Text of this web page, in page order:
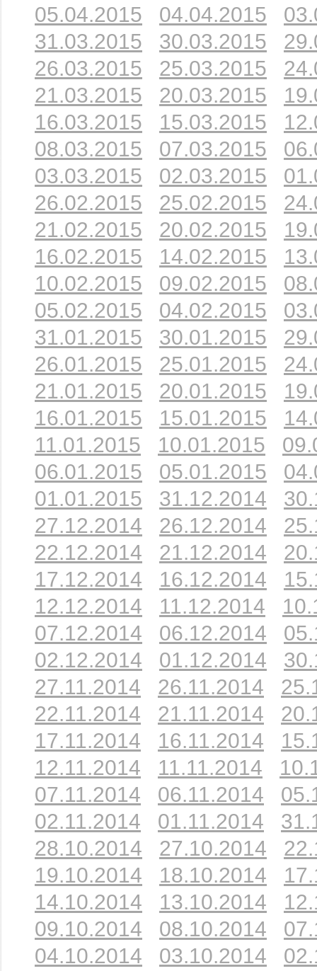
05.04.2015
04.04.2015
31.03.2015
30.03.2015
26.03.2015
25.03.2015
21.03.2015
20.03.2015
16.03.2015
15.03.2015
08.03.2015
07.03.2015
03.03.2015
02.03.2015
26.02.2015
25.02.2015
21.02.2015
20.02.2015
16.02.2015
14.02.2015
10.02.2015
09.02.2015
05.02.2015
04.02.2015
31.01.2015
30.01.2015
26.01.2015
25.01.2015
21.01.2015
20.01.2015
16.01.2015
15.01.2015
11.01.2015
10.01.2015
06.01.2015
05.01.2015
01.01.2015
31.12.2014
27.12.2014
26.12.2014
22.12.2014
21.12.2014
17.12.2014
16.12.2014
12.12.2014
11.12.2014
07.12.2014
06.12.2014
02.12.2014
01.12.2014
27.11.2014
26.11.2014
22.11.2014
21.11.2014
17.11.2014
16.11.2014
12.11.2014
11.11.2014
07.11.2014
06.11.2014
02.11.2014
01.11.2014
28.10.2014
27.10.2014
19.10.2014
18.10.2014
14.10.2014
13.10.2014
09.10.2014
08.10.2014
04.10.2014
03.10.2014